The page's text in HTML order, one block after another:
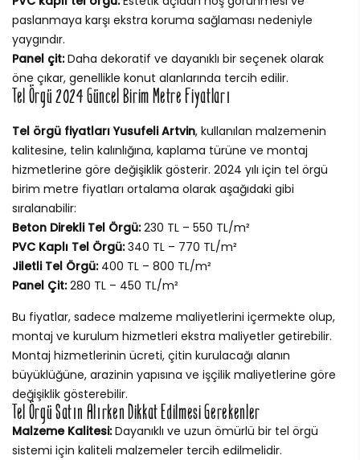
paslanmaya karşı ekstra koruma sağlaması nedeniyle
yaygındır.
Panel çit:Daha dekoratif ve dayanıklı bir seçenek olarak
öne çıkar, genellikle konut alanlarında tercih edilir.
Tel Örgü 2024 Güncel Birim Metre Fiyatları
Tel örgü fiyatları Yusufeli Artvin, kullanılan malzemenin
kalitesine, telin kalınlığına, kaplama türüne ve montaj
hizmetlerine göre değişiklik gösterir. 2024 yılı için tel örgü
birim metre fiyatları ortalama olarak aşağıdaki gibi
sıralanabilir:
Beton Direkli Tel Örgü:230 TL – 550 TL/m²
PVC Kaplı Tel Örgü:340 TL – 770 TL/m²
Jiletli Tel Örgü:400 TL – 800 TL/m²
Panel Çit:280 TL – 450 TL/m²
Bu fiyatlar, sadece malzeme maliyetlerini içermekte olup,
montaj ve kurulum hizmetleri ekstra maliyetler getirebilir.
Montaj hizmetlerinin ücreti, çitin kurulacağı alanın
büyüklüğüne, arazinin yapısına ve işçilik maliyetlerine göre
değişiklik gösterebilir.
Tel Örgü Satın Alırken Dikkat Edilmesi Gerekenler
Malzeme Kalitesi:Dayanıklı ve uzun ömürlü bir tel örgü
sistemi için kaliteli malzemeler tercih edilmelidir.